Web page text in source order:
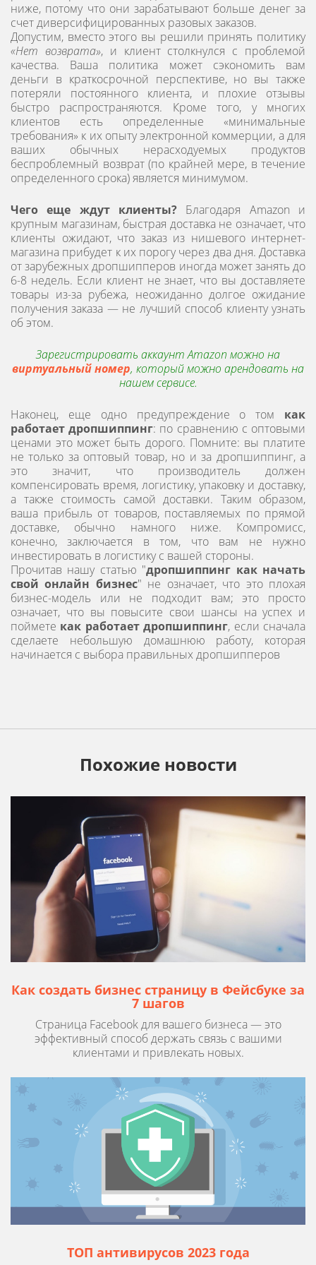
ниже, потому что они зарабатывают больше денег за
счет диверсифицированных разовых заказов.
Допустим, вместо этого вы решили принять политику
«Нет возврата», и клиент столкнулся с проблемой
качества. Ваша политика может сэкономить вам
деньги в краткосрочной перспективе, но вы также
потеряли постоянного клиента, и плохие отзывы
быстро распространяются. Кроме того, у многих
клиентов есть определенные «минимальные
требования» к их опыту электронной коммерции, а для
ваших обычных нерасходуемых продуктов
беспроблемный возврат (по крайней мере, в течение
определенного срока) является минимумом.
Чего еще ждут клиенты? Благодаря Amazon и
крупным магазинам, быстрая доставка не означает, что
клиенты ожидают, что заказ из нишевого интернет-
магазина прибудет к их порогу через два дня. Доставка
от зарубежных дропшипперов иногда может занять до
6-8 недель. Если клиент не знает, что вы доставляете
товары из-за рубежа, неожиданно долгое ожидание
получения заказа — не лучший способ клиенту узнать
об этом.
Зарегистрировать аккаунт Amazon можно на
виртуальный номер, который можно арендовать на
нашем сервисе.
Наконец, еще одно предупреждение о том как
работает дропшиппинг: по сравнению с оптовыми
ценами это может быть дорого. Помните: вы платите
не только за оптовый товар, но и за дропшиппинг, а
это значит, что производитель должен
компенсировать время, логистику, упаковку и доставку,
а также стоимость самой доставки. Таким образом,
ваша прибыль от товаров, поставляемых по прямой
доставке, обычно намного ниже. Компромисс,
конечно, заключается в том, что вам не нужно
инвестировать в логистику с вашей стороны.
Прочитав нашу статью "дропшиппинг как начать
свой онлайн бизнес" не означает, что это плохая
бизнес-модель или не подходит вам; это просто
означает, что вы повысите свои шансы на успех и
поймете как работает дропшиппинг, если сначала
сделаете небольшую домашнюю работу, которая
начинается с выбора правильных дропшипперов
Похожие новости
Как создать бизнес страницу в Фейсбуке за
7 шагов
Страница Facebook для вашего бизнеса — это
эффективный способ держать связь с вашими
клиентами и привлекать новых.
ТОП антивирусов 2023 года